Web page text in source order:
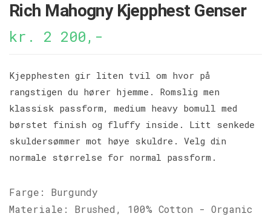
Rich Mahogny Kjepphest Genser
kr. 2 200,-
Kjepphesten gir liten tvil om hvor på
rangstigen du hører hjemme. Romslig men
klassisk passform, medium heavy bomull med
børstet finish og fluffy inside. Litt senkede
skuldersømmer mot høye skuldre. Velg din
normale størrelse for normal passform.
Farge: Burgundy
Materiale: Brushed, 100% Cotton - Organic